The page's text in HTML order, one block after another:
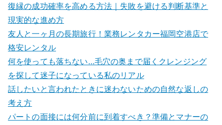
復縁の成功確率を高める方法｜失敗を避ける判断基準と
現実的な進め方
友人と一ヶ月の長期旅行！業務レンタカー福岡空港店で
格安レンタル
何を使っても落ちない…毛穴の奥まで届くクレンジング
を探して迷子になっている私のリアル
話したいと言われたときに迷わないための自然な返しの
考え方
パートの面接には何分前に到着すべき？準備とマナーの